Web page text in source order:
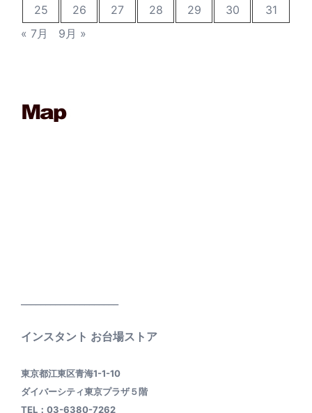
25
26 27 28 29 30
31
« 7月
9月 »
インスタント お台場ストア
東京都江東区青海1-1-10
ダイバーシティ東京プラザ５階
TEL：03-6380-7262